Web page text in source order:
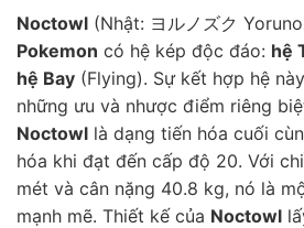
Noctowl (Nhật: ヨルノズク
Pokemon có hệ kép độc đáo: hệ
hệ Bay (Flying). Sự kết hợp hệ
những ưu và nhược điểm riêng
Noctowl là dạng tiến hóa cuối
hóa khi đạt đến cấp độ 20. Với
mét và cân nặng 40.8 kg, nó là
mạnh mẽ. Thiết kế của Noctowl